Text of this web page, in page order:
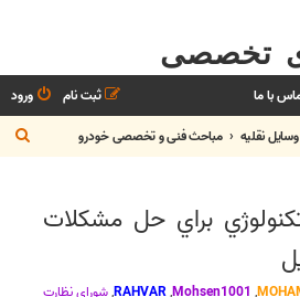
تخصصی
با ما ورود
ثبت نام
نقليه مباحث فنی و تخصصی خودرو
س
براي حل مشكلات
,
Mohsen1001
,
RAHVAR
,شوراي نظارت